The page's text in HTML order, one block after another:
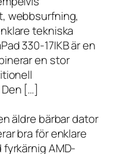
webbsurfning,
tekniska
330-17IKB är en
en stor
[…]
äldre bärbar dator
bra för enklare
AMD-